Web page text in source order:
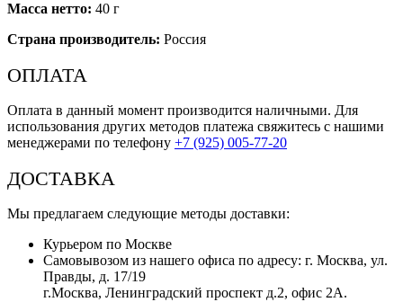
Масса нетто: 40 г
Страна производитель: Россия
ОПЛАТА
Оплата в данный момент производится наличными. Для
использования других методов платежа свяжитесь с нашими
менеджерами по телефону +7 (925) 005-77-20
ДОСТАВКА
Мы предлагаем следующие методы доставки:
Курьером по Москве
Самовывозом из нашего офиса по адресу: г. Москва, ул.
Правды, д. 17/19
г.Москва, Ленинградский проспект д.2, офис 2А.